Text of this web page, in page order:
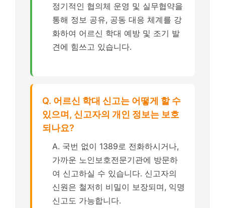
정기적인 협의체 운영 및 실무협약을
통해 정보 공유, 공동 대응 체계를 강
화하여 어르신 학대 예방 및 조기 발
견에 힘쓰고 있습니다.
Q. 어르신 학대 신고는 어떻게 할 수
있으며, 신고자의 개인 정보는 보호
되나요?
A. 국번 없이 1389로 전화하시거나,
가까운 노인보호전문기관에 방문하
여 신고하실 수 있습니다. 신고자의
신원은 철저히 비밀이 보장되며, 익명
신고도 가능합니다.